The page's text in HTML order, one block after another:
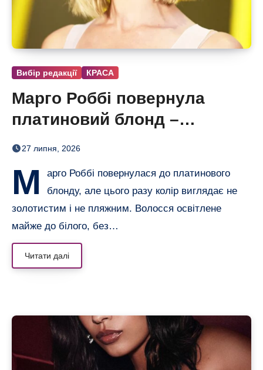
Вибір редакції КРАСА
Марго Роббі повернула
платиновий блонд –
настільки світлого волосся
27 липня, 2026
М
арго Роббі повернулася до платинового
блонду, але цього разу колір виглядає не
золотистим і не пляжним. Волосся освітлене
майже до білого, без…
Читати далі